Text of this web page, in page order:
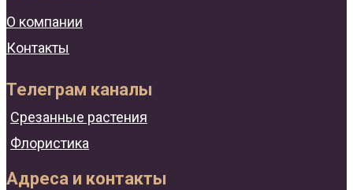
О компании
Контакты
Телеграм каналы
Срезанные растения
Флористика
Адреса и контакты